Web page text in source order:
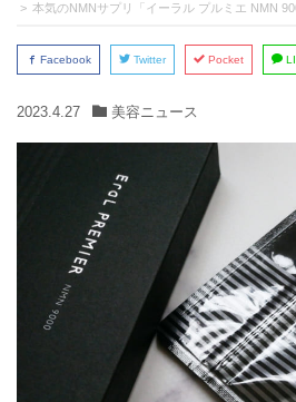
本気のNMNサプリ「イーラル プルミエ NMN 9000」登
Facebook Twitter Pocket
2023.4.27 美容ニュース